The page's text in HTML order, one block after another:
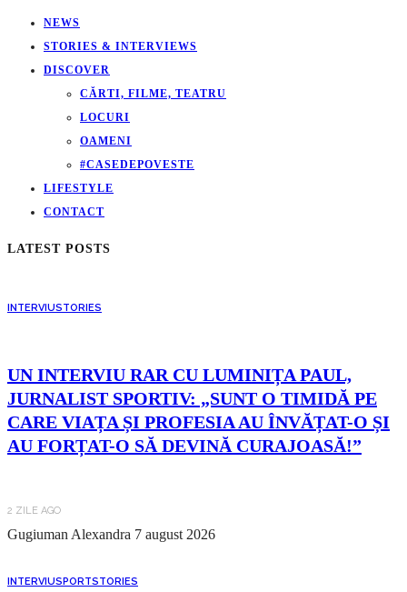
NEWS
STORIES & INTERVIEWS
DISCOVER
CĂRTI, FILME, TEATRU
LOCURI
OAMENI
#CASEDEPOVESTE
LIFESTYLE
CONTACT
LATEST POSTS
INTERVIUSTORIES
UN INTERVIU RAR CU LUMINIȚA PAUL,
JURNALIST SPORTIV: „SUNT O TIMIDĂ PE
CARE VIAȚA ȘI PROFESIA AU ÎNVĂȚAT-O ȘI
AU FORȚAT-O SĂ DEVINĂ CURAJOASĂ!”
2 ZILE AGO
Gugiuman Alexandra 7 august 2026
INTERVIUSPORTSTORIES